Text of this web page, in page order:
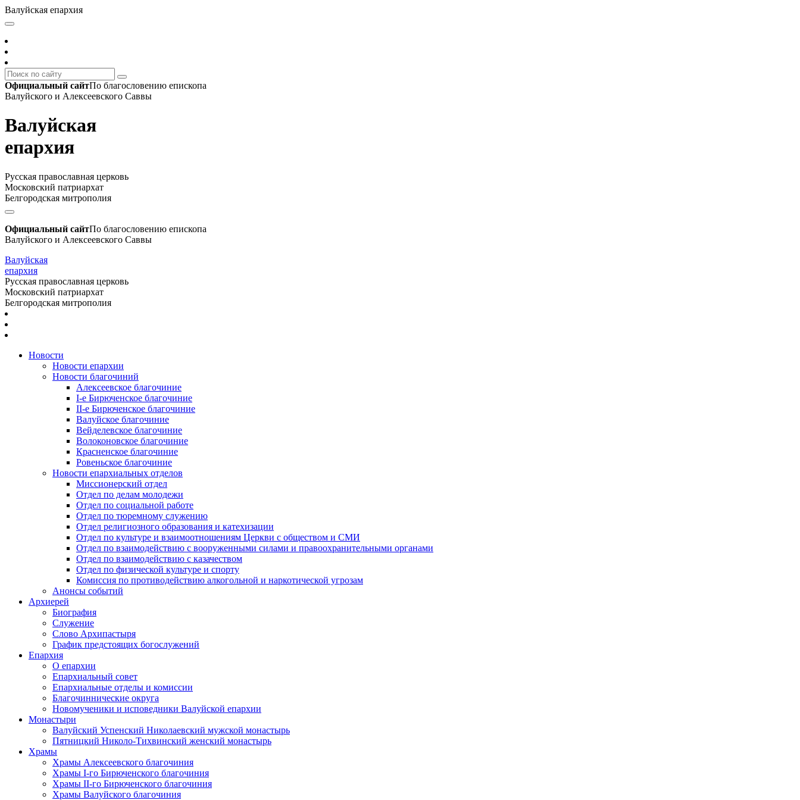
Валуйская епархия
Официальный сайтПо благословению епископа
Валуйского и Алексеевского Саввы
Валуйская
епархия
Русская православная церковь
Московский патриархат
Белгородская митрополия
Официальный сайтПо благословению епископа
Валуйского и Алексеевского Саввы
Валуйская
епархия
Русская православная церковь
Московский патриархат
Белгородская митрополия
Новости
Новости епархии
Новости благочиний
Алексеевское благочиние
I-е Бирюченское благочиние
II-е Бирюченское благочиние
Валуйское благочиние
Вейделевское благочиние
Волоконовское благочиние
Красненское благочиние
Ровеньское благочиние
Новости епархиальных отделов
Миссионерский отдел
Отдел по делам молодежи
Отдел по социальной работе
Отдел по тюремному служению
Отдел религиозного образования и катехизации
Отдел по культуре и взаимоотношениям Церкви с обществом и СМИ
Отдел по взаимодействию с вооруженными силами и правоохранительными органами
Отдел по взаимодействию с казачеством
Отдел по физической культуре и спорту
Комиссия по противодействию алкогольной и наркотической угрозам
Анонсы событий
Архиерей
Биография
Служение
Слово Архипастыря
График предстоящих богослужений
Епархия
О епархии
Епархиальный совет
Епархиальные отделы и комиссии
Благочиннические округа
Новомученики и исповедники Валуйской епархии
Монастыри
Валуйский Успенский Николаевский мужской монастырь
Пятницкий Николо-Тихвинский женский монастырь
Храмы
Храмы Алексеевского благочиния
Храмы I-го Бирюченского благочиния
Храмы II-го Бирюченского благочиния
Храмы Валуйского благочиния